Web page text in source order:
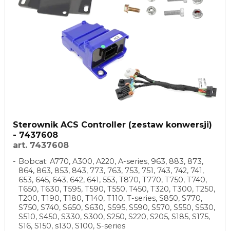
Sterownik ACS Controller (zestaw konwersji)
- 7437608
art. 7437608
Bobcat: A770, A300, A220, A-series, 963, 883, 873,
864, 863, 853, 843, 773, 763, 753, 751, 743, 742, 741,
653, 645, 643, 642, 641, 553, T870, T770, T750, T740,
T650, T630, T595, T590, T550, T450, T320, T300, T250,
T200, T190, T180, T140, T110, T-series, S850, S770,
S750, S740, S650, S630, S595, S590, S570, S550, S530,
S510, S450, S330, S300, S250, S220, S205, S185, S175,
S16, S150, s130, S100, S-series